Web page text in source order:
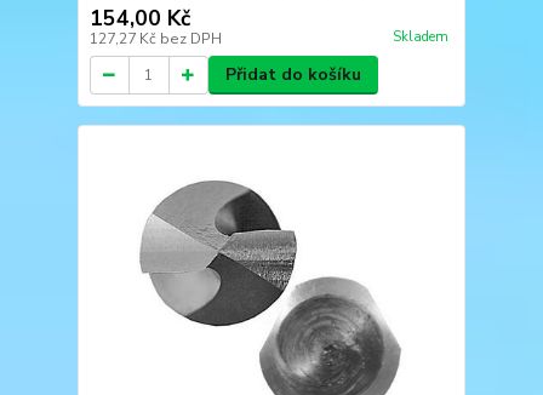
154,00 Kč
127,27 Kč bez DPH Skladem
Přidat do košíku